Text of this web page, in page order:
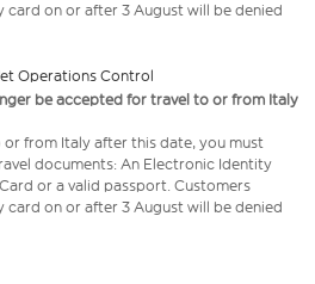
on or after 3 August will be denied
Operations Control
be accepted for travel to or from Italy
from Italy after this date, you must
documents: An Electronic Identity
or a valid passport. Customers
on or after 3 August will be denied